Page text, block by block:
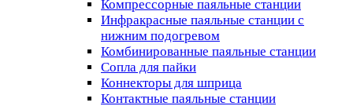
Компрессорные паяльные станции
Инфракрасные паяльные станции с
нижним подогревом
Комбинированные паяльные станции
Сопла для пайки
Коннекторы для шприца
Контактные паяльные станции